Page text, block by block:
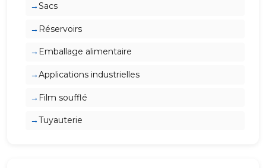
Sacs
Réservoirs
Emballage alimentaire
Applications industrielles
Film soufflé
Tuyauterie